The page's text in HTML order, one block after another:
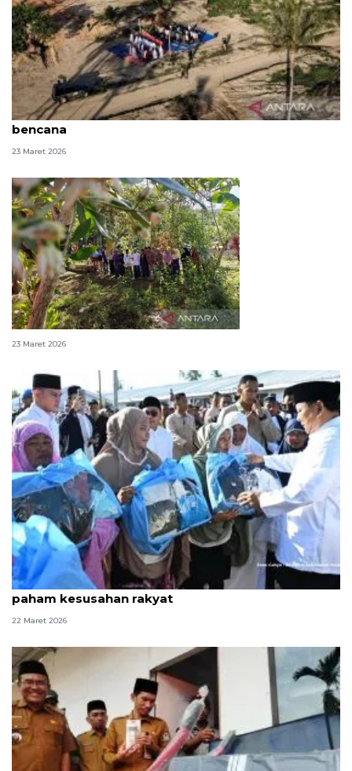
Kala pohon pinang jadi pengingat sujud penyintas
bencana
23 Maret 2026
Ratapan di atas pusara tanpa nama
23 Maret 2026
Warga Aceh Tamiang nilai Prabowo pemimpin
paham kesusahan rakyat
22 Maret 2026